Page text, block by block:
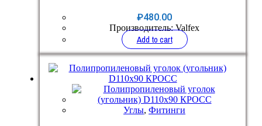
₽480.00
Производитель: Valfex
Add to cart
Углы, Фитинги